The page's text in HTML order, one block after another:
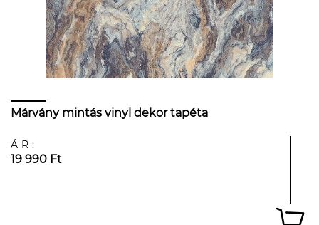
Márvány mintás vinyl dekor tapéta
ÁR:
19 990 Ft